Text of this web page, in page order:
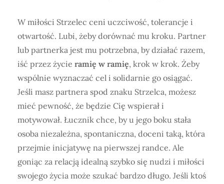
W miłości Strzelec ceni uczciwość, tolerancje i
otwartość. Lubi, żeby dorównać mu kroku. Partner
lub partnerka jest mu potrzebna, by działać razem,
iść przez życie ramię w ramię, krok w krok. Żeby
wspólnie wyznaczać cel i solidarnie go osiągać.
Jeśli masz partnera spod znaku Strzelca, możesz
mieć pewność, że będzie Cię wspierał i
motywował. Łucznik chce, by u jego boku stała
osoba niezależna, spontaniczna, doceni taką, która
przejmie inicjatywę na pierwszej randce. Ale
goniąc za relacją idealną szybko się nudzi i miłości
swojego życia może szukać bardzo długo. Jeśli ktoś